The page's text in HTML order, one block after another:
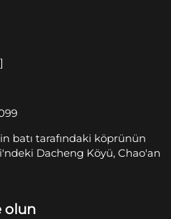
batı tarafındaki köprünün
Dacheng Köyü, Chao'an
olun